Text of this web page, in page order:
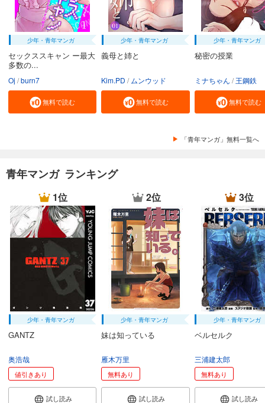
少年・青年マンガ
セックススキャン ー最大
多数の...
Oj burn7
無料で読む
少年・青年マンガ
義母と姉と
Kim.PD ムンウッド
無料で読む
少年・青年マンガ
秘密の授業
ミナちゃん 王鋼鉄
無料で読む
「青年マンガ」無料一覧へ
青年マンガ ランキング
1位
少年・青年マンガ
GANTZ
奥浩哉
値引きあり
試し読み
2位
少年・青年マンガ
妹は知っている
雁木万里
無料あり
試し読み
3位
少年・青年マンガ
ベルセルク
三浦建太郎
無料あり
試し読み